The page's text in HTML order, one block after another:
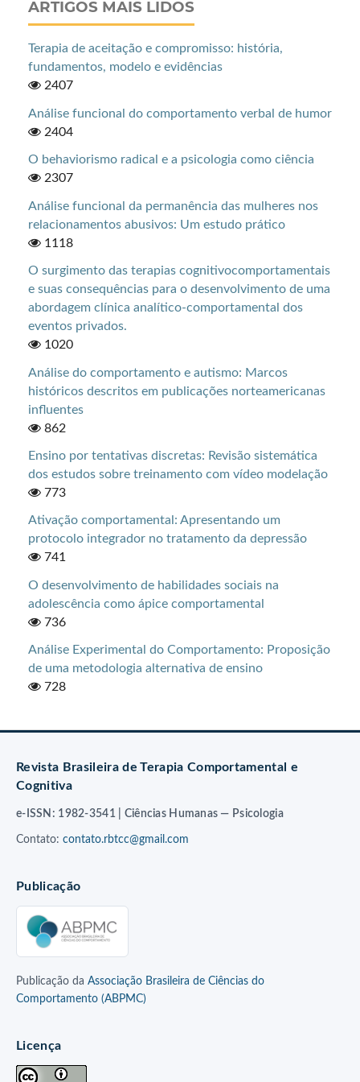
ARTIGOS MAIS LIDOS
Terapia de aceitação e compromisso: história,
fundamentos, modelo e evidências
2407
Análise funcional do comportamento verbal de humor
2404
O behaviorismo radical e a psicologia como ciência
2307
Análise funcional da permanência das mulheres nos
relacionamentos abusivos: Um estudo prático
1118
O surgimento das terapias cognitivocomportamentais
e suas consequências para o desenvolvimento de uma
abordagem clínica analítico-comportamental dos
eventos privados.
1020
Análise do comportamento e autismo: Marcos
históricos descritos em publicações norteamericanas
influentes
862
Ensino por tentativas discretas: Revisão sistemática
dos estudos sobre treinamento com vídeo modelação
773
Ativação comportamental: Apresentando um
protocolo integrador no tratamento da depressão
741
O desenvolvimento de habilidades sociais na
adolescência como ápice comportamental
736
Análise Experimental do Comportamento: Proposição
de uma metodologia alternativa de ensino
728
Revista Brasileira de Terapia Comportamental e
Cognitiva
e-ISSN: 1982-3541 | Ciências Humanas — Psicologia
Contato: contato.rbtcc@gmail.com
Publicação
Publicação da Associação Brasileira de Ciências do
Comportamento (ABPMC)
Licença